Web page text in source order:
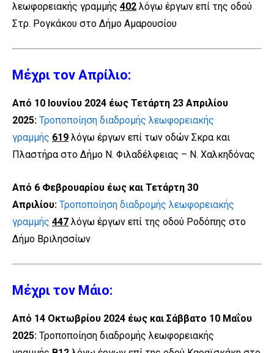
λεωφορειακής γραμμής 402 λόγω έργων επί της οδού
Στρ. Ρογκάκου στο Δήμο Αμαρουσίου
Μέχρι τον Απρίλιο:
Από 10 Ιουνίου 2024 έως Τετάρτη 23 Απριλίου
2025: Τροποποίηση διαδρομής λεωφορειακής
γραμμής 619 λόγω έργων επί των οδών Σκρα και
Πλαστήρα στο Δήμο Ν. Φιλαδέλφειας – Ν. Χαλκηδόνας
Από 6 Φεβρουαρίου έως και Τετάρτη 30
Απριλίου: Τροποποίηση διαδρομής λεωφορειακής
γραμμής 447 λόγω έργων επί της οδού Ροδόπης στο
Δήμο Βριλησσίων
Μέχρι τον Μάιο:
Από 14 Οκτωβρίου 2024 έως και Σάββατο 10 Μαΐου
2025: Τροποποίηση διαδρομής λεωφορειακής